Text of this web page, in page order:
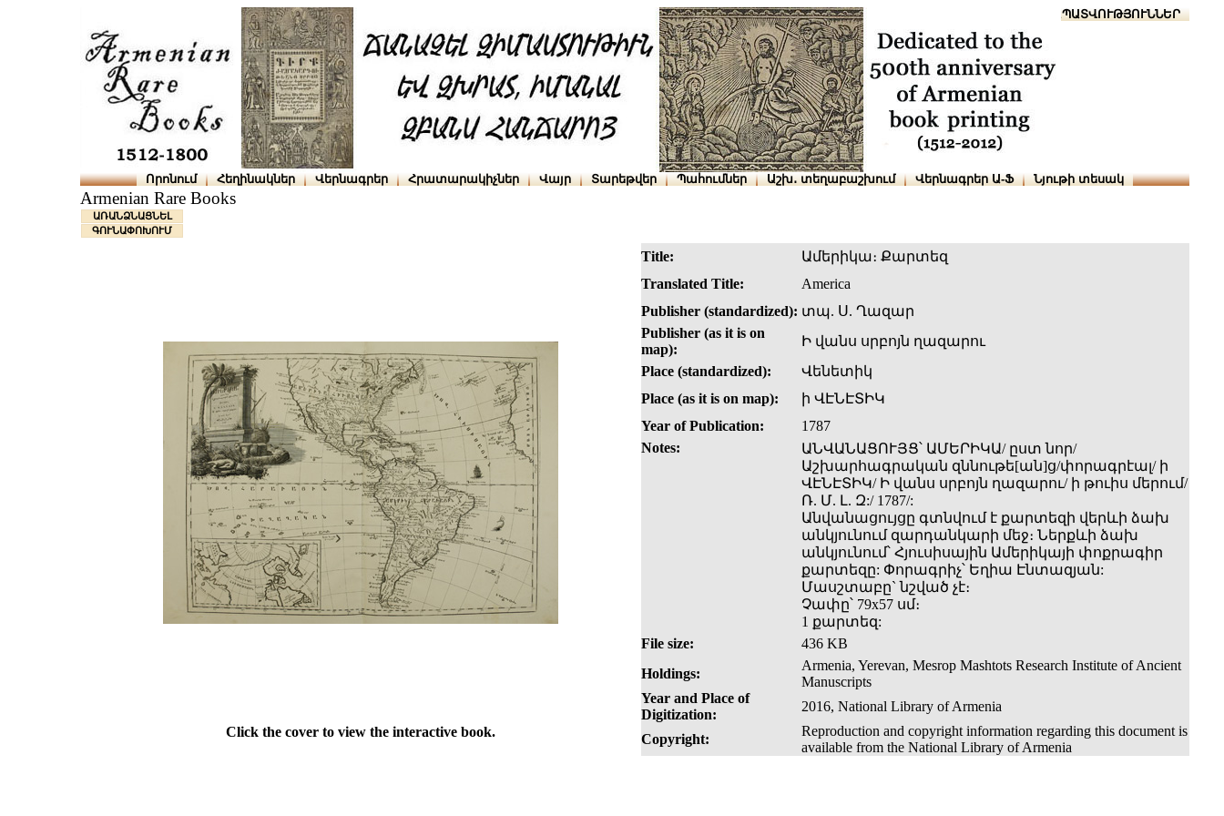
ՆԱԽԱՊԱՏՎՈՒԹՅՈՒՆՆԵՐ
Որոնում Հեղինակներ Վերնագրեր Հրատարակիչներ Վայր Տարեթվեր Պահումներ Աշխ․ տեղաբաշխում Վերնագրեր Ա-Ֆ Նյութի տեսակ
Armenian Rare Books
ԱՌԱՆՁՆԱՑՆԵԼ
ԳՈՒՆԱՓՈԽՈՒՄ
Title:
Ամերիկա։ Քարտեզ
Translated Title:
America
Publisher (standardized): տպ. Ս. Ղազար
Publisher (as it is on
map):
Ի վանս սրբոյն ղազարու
Place (standardized):
Վենետիկ
Place (as it is on map):
ի ՎԷՆԷՏԻԿ
Year of Publication:
1787
Notes:
ԱՆՎԱՆԱՑՈՒՅՑ՝ ԱՄԵՐԻԿԱ/ ըստ նոր/
Աշխարհագրական զննութե[ան]ց/փորագրէալ/ ի
ՎԷՆԷՏԻԿ/ Ի վանս սրբոյն ղազարու/ ի թուիս մերում/
Ռ. Մ. Լ. Զ:/ 1787/:
Անվանացույցը գտնվում է քարտեզի վերևի ձախ
անկյունում զարդանկարի մեջ։ Ներքևի ձախ
անկյունում՝ Հյուսիսային Ամերիկայի փոքրագիր
քարտեզը: Փորագրիչ՝ Եղիա Էնտազյան:
Մասշտաբը` նշված չէ։
Չափը՝ 79x57 սմ։
1 քարտեզ:
File size:
436 KB
Holdings:
Armenia, Yerevan, Mesrop Mashtots Research Institute of Ancient
Manuscripts
Year and Place of
Digitization:
2016, National Library of Armenia
Click the cover to view the interactive book.
Copyright:
Reproduction and copyright information regarding this document is
available from the National Library of Armenia